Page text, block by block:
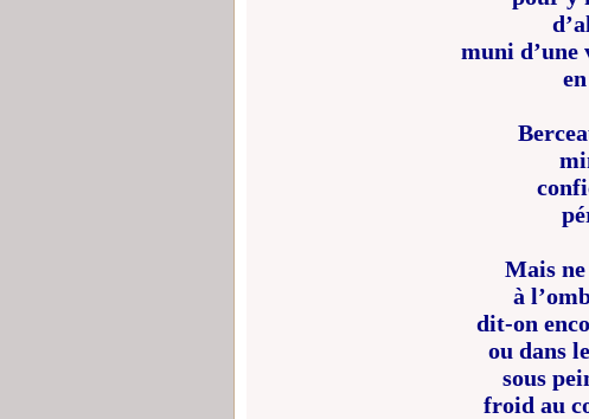
muni
Mais ne
à
dit-on
ou dans
sous
froid au